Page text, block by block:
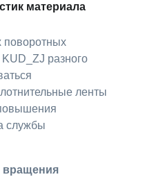
материала
поворотных
разного
ленты
службы
вращения